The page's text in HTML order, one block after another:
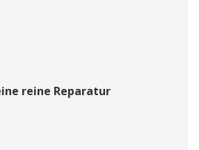
reine Reparatur